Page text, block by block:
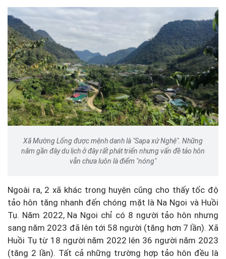
Xã Mường Lống được mệnh danh là "Sapa xứ Nghệ". Những
năm gần đây du lịch ở đây rất phát triển nhưng vấn đề tảo hôn
vẫn chưa luôn là điểm "nóng"
Ngoài ra, 2 xã khác trong huyện cũng cho thấy tốc độ
tảo hôn tăng nhanh đến chóng mặt là Na Ngoi và Huồi
Tụ. Năm 2022, Na Ngoi chỉ có 8 người tảo hôn nhưng
sang năm 2023 đã lên tới 58 người (tăng hơn 7 lần). Xã
Huồi Tụ từ 18 người năm 2022 lên 36 người năm 2023
(tăng 2 lần). Tất cả những trường hợp tảo hôn đều là